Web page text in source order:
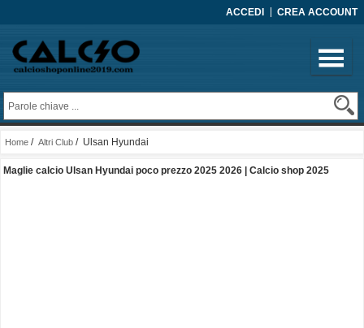
ACCEDI CREA ACCOUNT
Home / Altri Club / Ulsan Hyundai
Maglie calcio Ulsan Hyundai poco prezzo 2025 2026 | Calcio shop 2025